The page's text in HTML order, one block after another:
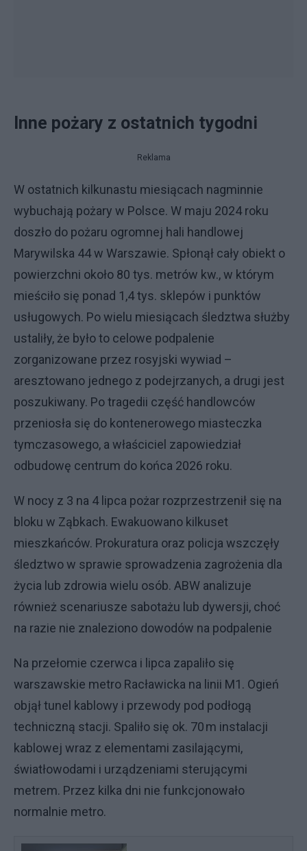
Inne pożary z ostatnich tygodni
Reklama
W ostatnich kilkunastu miesiącach nagminnie
wybuchają pożary w Polsce. W maju 2024 roku
doszło do pożaru ogromnej hali handlowej
Marywilska 44 w Warszawie. Spłonął cały obiekt o
powierzchni około 80 tys. metrów kw., w którym
mieściło się ponad 1,4 tys. sklepów i punktów
usługowych. Po wielu miesiącach śledztwa służby
ustaliły, że było to celowe podpalenie
zorganizowane przez rosyjski wywiad –
aresztowano jednego z podejrzanych, a drugi jest
poszukiwany. Po tragedii część handlowców
przeniosła się do kontenerowego miasteczka
tymczasowego, a właściciel zapowiedział
odbudowę centrum do końca 2026 roku.
W nocy z 3 na 4 lipca pożar rozprzestrzenił się na
bloku w Ząbkach. Ewakuowano kilkuset
mieszkańców. Prokuratura oraz policja wszczęły
śledztwo w sprawie sprowadzenia zagrożenia dla
życia lub zdrowia wielu osób. ABW analizuje
również scenariusze sabotażu lub dywersji, choć
na razie nie znaleziono dowodów na podpalenie
Na przełomie czerwca i lipca zapaliło się
warszawskie metro Racławicka na linii M1. Ogień
objął tunel kablowy i przewody pod podłogą
techniczną stacji. Spaliło się ok. 70 m instalacji
kablowej wraz z elementami zasilającymi,
światłowodami i urządzeniami sterującymi
metrem. Przez kilka dni nie funkcjonowało
normalnie metro.